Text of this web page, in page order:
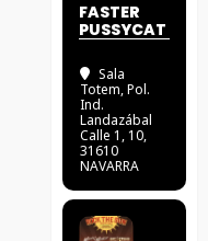
FASTER
PUSSYCAT
Sala
Totem, Pol.
Ind.
Landazábal
Calle 1, 10,
31610
NAVARRA